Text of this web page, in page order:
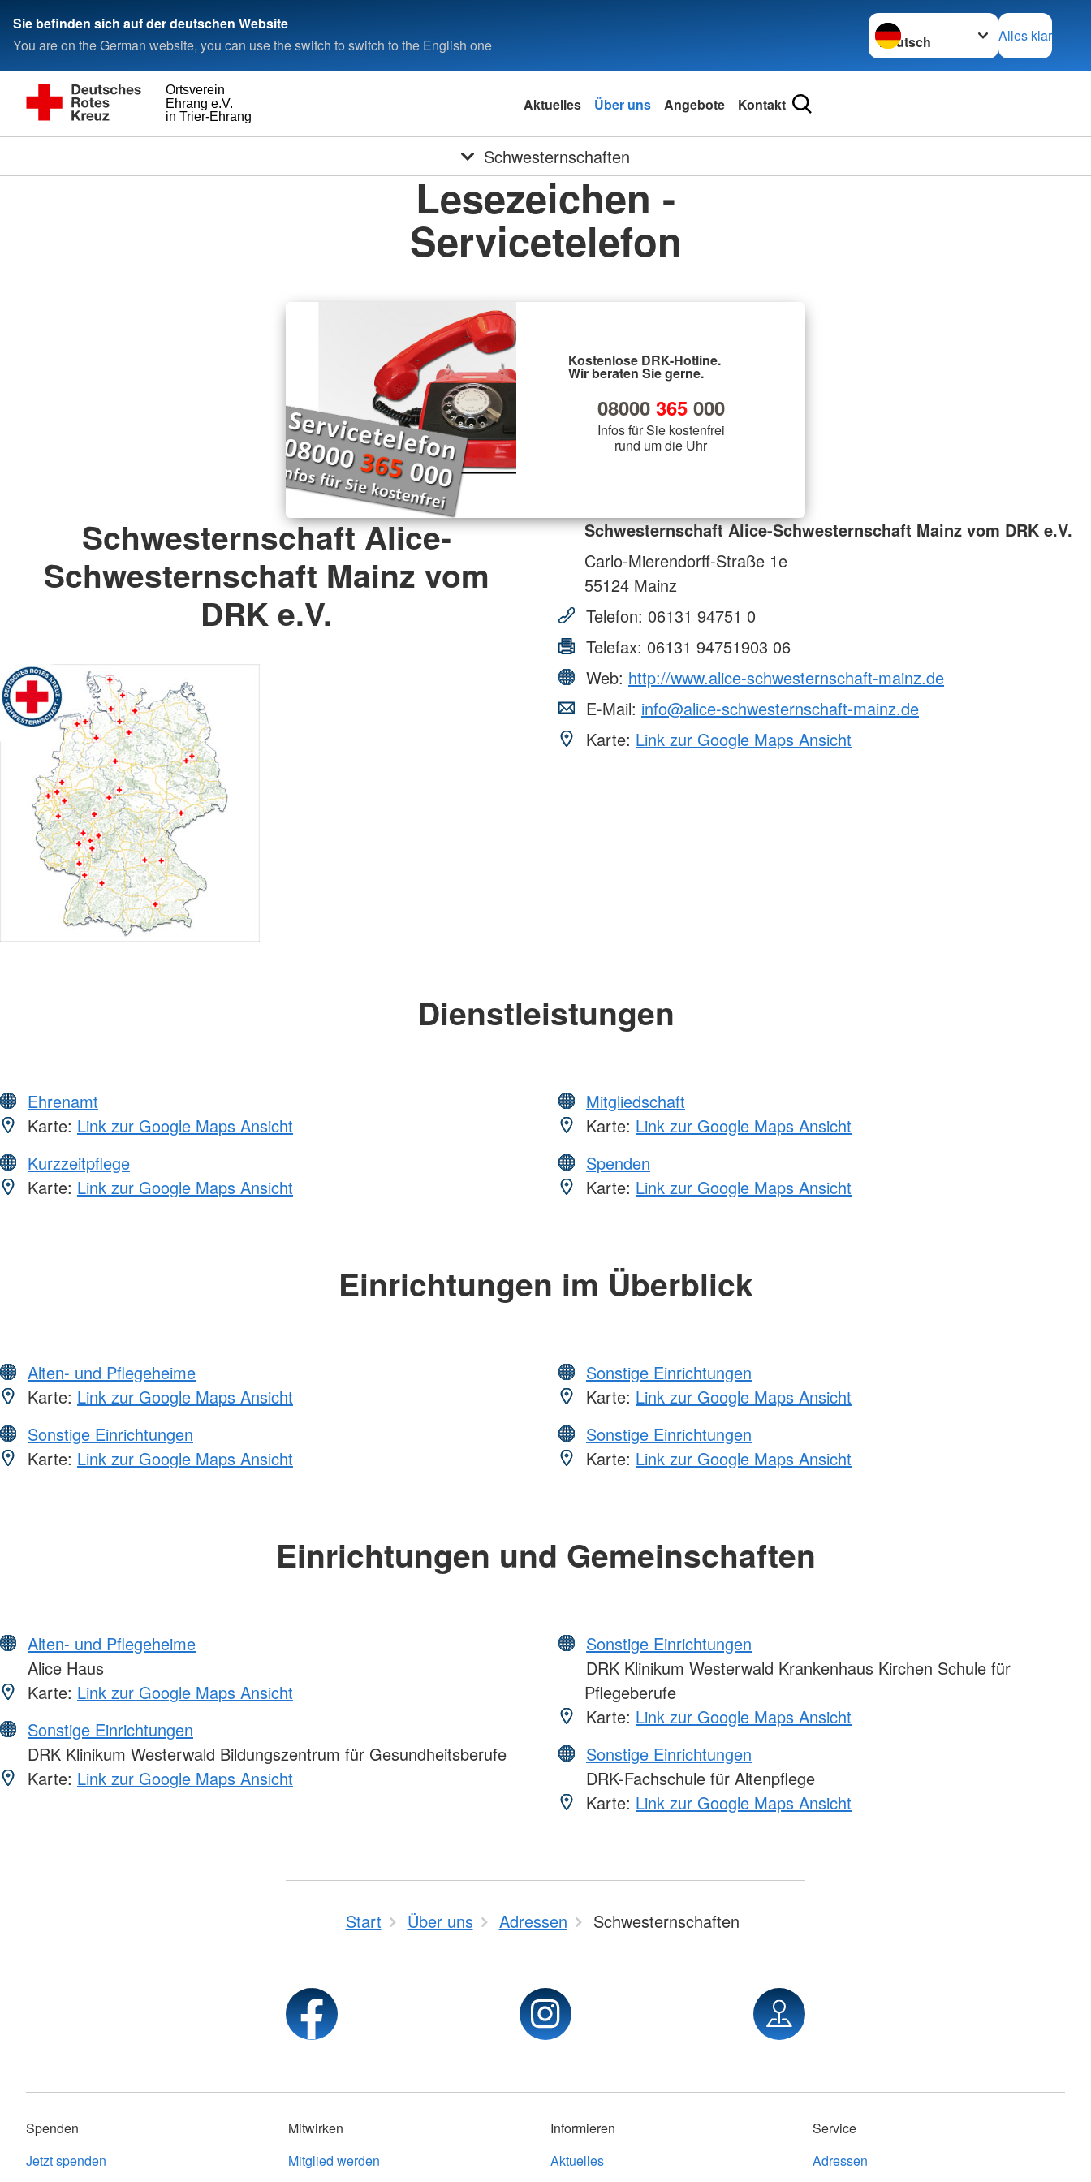
Sie befinden sich auf der deutschen Website
You are on the German website, you can use the switch to switch to the English one
Sprache wechseln zu
Alles klar
in Trier-Ehrang
Ehrang e.V.
Ortsverein
Aktuelles Über uns Angebote Kontakt
Schwesternschaften
Lesezeichen -
Servicetelefon
Kostenlose DRK-Hotline.
Wir beraten Sie gerne.
08000 365000
Infos für Sie kostenfrei
rund um die Uhr
Schwesternschaft Alice-
Schwesternschaft Mainz vom
DRK e.V.
Schwesternschaft Alice-Schwesternschaft Mainz vom DRK e.V.
Carlo-Mierendorff-Straße 1e
55124 Mainz
Telefon: 06131 94751 0
Telefax: 06131 94751903 06
Web: http://www.alice-schwesternschaft-mainz.de
E-Mail: info@alice-schwesternschaft-mainz.de
Karte: Link zur Google Maps Ansicht
Dienstleistungen
Ehrenamt
Karte: Link zur Google Maps Ansicht
Kurzzeitpflege
Karte: Link zur Google Maps Ansicht
Mitgliedschaft
Karte: Link zur Google Maps Ansicht
Spenden
Karte: Link zur Google Maps Ansicht
Einrichtungen im Überblick
Alten- und Pflegeheime
Karte: Link zur Google Maps Ansicht
Sonstige Einrichtungen
Karte: Link zur Google Maps Ansicht
Sonstige Einrichtungen
Karte: Link zur Google Maps Ansicht
Sonstige Einrichtungen
Karte: Link zur Google Maps Ansicht
Einrichtungen und Gemeinschaften
Alten- und Pflegeheime
Alice Haus
Karte: Link zur Google Maps Ansicht
Sonstige Einrichtungen
DRK Klinikum Westerwald Bildungszentrum für Gesundheitsberufe
Karte: Link zur Google Maps Ansicht
Sonstige Einrichtungen
DRK Klinikum Westerwald Krankenhaus Kirchen Schule für
Pflegeberufe
Karte: Link zur Google Maps Ansicht
Sonstige Einrichtungen
DRK-Fachschule für Altenpflege
Karte: Link zur Google Maps Ansicht
Start Über uns Adressen Schwesternschaften
Spenden
Jetzt spenden
Mitwirken
Mitglied werden
Informieren
Aktuelles
Service
Adressen